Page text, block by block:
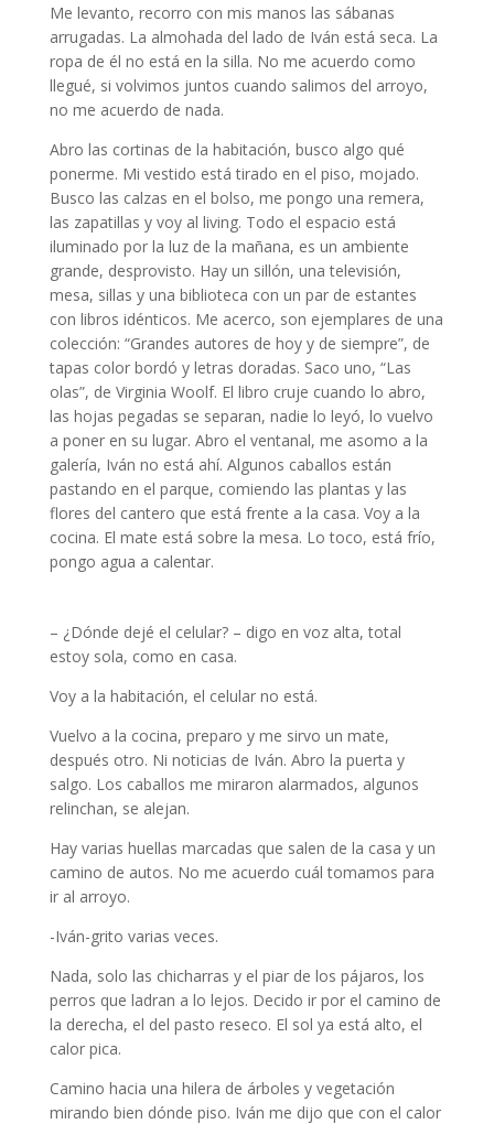
Me levanto, recorro con mis manos las sábanas
arrugadas. La almohada del lado de Iván está seca. La
ropa de él no está en la silla. No me acuerdo como
llegué, si volvimos juntos cuando salimos del arroyo,
no me acuerdo de nada.
Abro las cortinas de la habitación, busco algo qué
ponerme. Mi vestido está tirado en el piso, mojado.
Busco las calzas en el bolso, me pongo una remera,
las zapatillas y voy al living. Todo el espacio está
iluminado por la luz de la mañana, es un ambiente
grande, desprovisto. Hay un sillón, una televisión,
mesa, sillas y una biblioteca con un par de estantes
con libros idénticos. Me acerco, son ejemplares de una
colección: “Grandes autores de hoy y de siempre”, de
tapas color bordó y letras doradas. Saco uno, “Las
olas”, de Virginia Woolf. El libro cruje cuando lo abro,
las hojas pegadas se separan, nadie lo leyó, lo vuelvo
a poner en su lugar. Abro el ventanal, me asomo a la
galería, Iván no está ahí. Algunos caballos están
pastando en el parque, comiendo las plantas y las
flores del cantero que está frente a la casa. Voy a la
cocina. El mate está sobre la mesa. Lo toco, está frío,
pongo agua a calentar.
– ¿Dónde dejé el celular? – digo en voz alta, total
estoy sola, como en casa.
Voy a la habitación, el celular no está.
Vuelvo a la cocina, preparo y me sirvo un mate,
después otro. Ni noticias de Iván. Abro la puerta y
salgo. Los caballos me miraron alarmados, algunos
relinchan, se alejan.
Hay varias huellas marcadas que salen de la casa y un
camino de autos. No me acuerdo cuál tomamos para
ir al arroyo.
-Iván-grito varias veces.
Nada, solo las chicharras y el piar de los pájaros, los
perros que ladran a lo lejos. Decido ir por el camino de
la derecha, el del pasto reseco. El sol ya está alto, el
calor pica.
Camino hacia una hilera de árboles y vegetación
mirando bien dónde piso. Iván me dijo que con el calor